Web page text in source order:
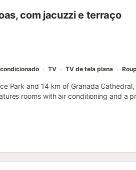
com jacuzzi e terraço
TV TV de tela plana
Park and 14 km of Granada
rooms with air conditioning and a